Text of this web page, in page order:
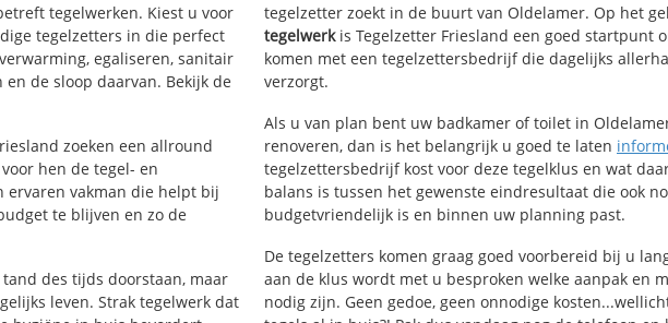
tegelwerken. Kiest u voor
tegelzetters in die perfect
egaliseren, sanitair
de sloop daarvan. Bekijk de
zoeken een allround
hen de tegel- en
ervaren vakman die helpt bij
te blijven en zo de
des tijds doorstaan, maar
leven. Strak tegelwerk dat
tegelzetter zoekt in de buurt van Oldelamer. Op het
tegelwerkis Tegelzetter Friesland een goed startpunt
komen met een tegelzettersbedrijf die dagelijks
verzorgt.
Als u van plan bent uw badkamer of toilet in
renoveren, dan is het belangrijk u goed te laten
tegelzettersbedrijf kost voor deze tegelklus en wat
balans is tussen het gewenste eindresultaat die ook
budgetvriendelijk is en binnen uw planning past.
De tegelzetters komen graag goed voorbereid bij u
aan de klus wordt met u besproken welke aanpak en
nodig zijn. Geen gedoe, geen onnodige